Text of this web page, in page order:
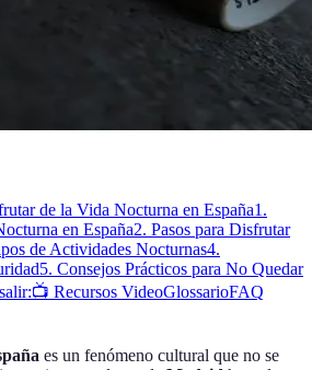
de la Vida Nocturna en España1.
en España2. Pasos para Disfrutar
de Actividades Nocturnas4.
5. Consejos Prácticos para No Quedar
📺 Recursos VideoGlossarioFAQ
es un fenómeno cultural que no se